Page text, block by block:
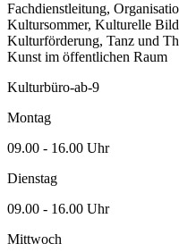
Fachdienstleitung,
Kultursommer, Kulturelle
Kulturförderung, Tanz und
Kunst im öffentlichen Raum
Kulturbüro-ab-9
Montag
09.00 - 16.00 Uhr
Dienstag
09.00 - 16.00 Uhr
Mittwoch